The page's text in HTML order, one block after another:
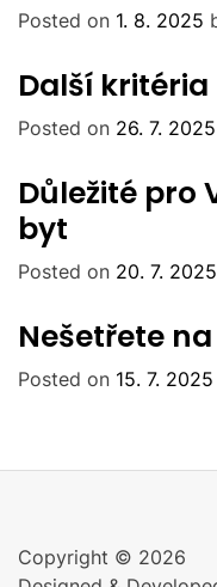
Posted on 1. 8. 2025
Další kritéria
Posted on 26. 7. 2025
Důležité pro
byt
Posted on 20. 7. 2025
Nešetřete
Posted on 15. 7. 2025
Copyright © 2026